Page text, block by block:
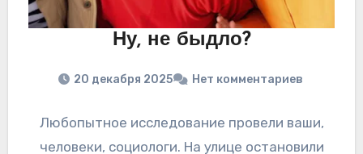
Ну, не быдло?
20 декабря 2025 Нет комментариев
Любопытное исследование провели ваши,
человеки, социологи. На улице остановили